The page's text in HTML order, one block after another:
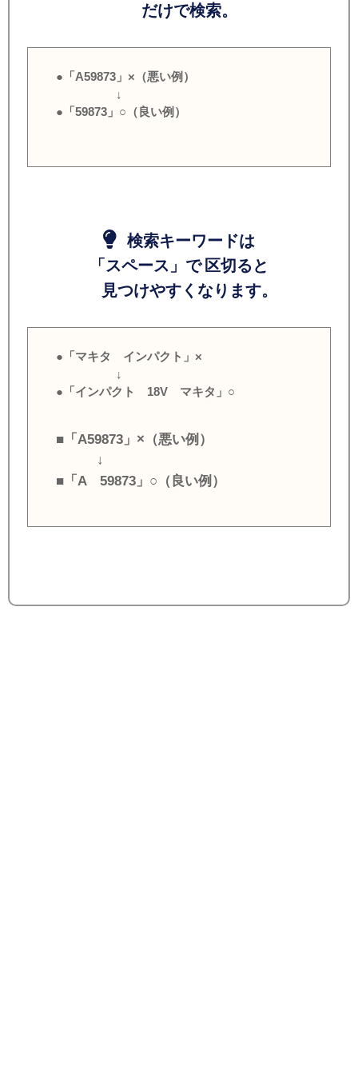
だけで検索。
●「A59873」×（悪い例）
↓
●「59873」○（良い例）
検索キーワードは
「スペース」で 区切ると
見つけやすくなります。
●「マキタ インパクト」×
↓
●「インパクト 18V マキタ」○
■「A59873」×（悪い例）
↓
■「A 59873」○（良い例）